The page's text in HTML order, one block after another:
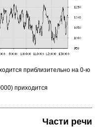
приблизительно на 0-ю
приходится
Части речи